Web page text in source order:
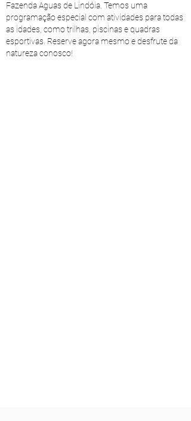
Fazenda Aguas de Lindóia. Temos uma
programação especial com atividades para todas
as idades, como trilhas, piscinas e quadras
esportivas. Reserve agora mesmo e desfrute da
natureza conosco!